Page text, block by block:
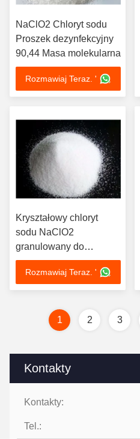
Kontakty
Kontakty:
Tel.:
NaClO2 Chloryt sodu
Proszek dezynfekcyjny
90,44 Masa molekularna
Rozmawiaj Teraz. '
Kryształowy chloryt
sodu NaClO2
granulowany do
wybielaczy i utleniaczy
Rozmawiaj Teraz. '
1 2 3